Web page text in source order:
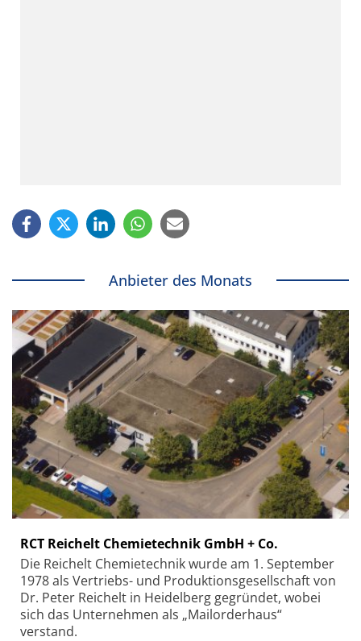
Anbieter des Monats
RCT Reichelt Chemietechnik GmbH + Co.
Die Reichelt Chemietechnik wurde am 1. September
1978 als Vertriebs- und Produktionsgesellschaft von
Dr. Peter Reichelt in Heidelberg gegründet, wobei
sich das Unternehmen als „Mailorderhaus“
verstand.